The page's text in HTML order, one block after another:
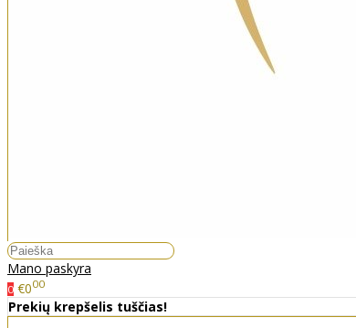
Mano paskyra
0 €000
Prekių krepšelis tuščias!